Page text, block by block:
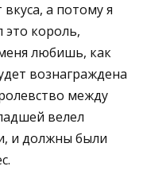
а потому я
это король,
меня любишь, как
вознаграждена
между
велел
и должны были